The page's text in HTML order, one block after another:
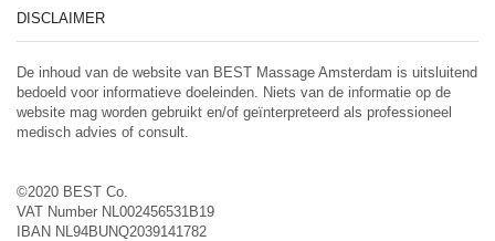
DISCLAIMER
De inhoud van de website van BEST Massage Amsterdam is uitsluitend
bedoeld voor informatieve doeleinden. Niets van de informatie op de
website mag worden gebruikt en/of geïnterpreteerd als professioneel
medisch advies of consult.
©2020 BEST Co.
VAT Number NL002456531B19
IBAN NL94BUNQ2039141782